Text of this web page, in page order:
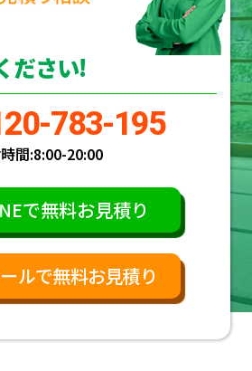
ださい!
783-195
間:8:00-20:00
で無料お見積り
ルで無料お見積り